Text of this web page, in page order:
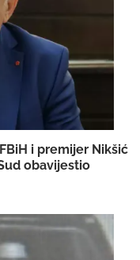
i premijer Nikšić
obavijestio